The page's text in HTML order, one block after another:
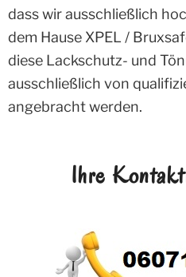
dass wir ausschließlich
dem Hause XPEL /
diese Lackschutz- und
ausschließlich von
angebracht werden.
Ihre